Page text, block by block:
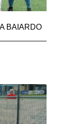
BAIARDO